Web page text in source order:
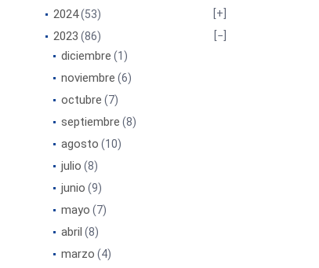
2024(53)
2023 (86)
diciembre (1)
noviembre (6)
octubre (7)
septiembre (8)
agosto (10)
julio (8)
junio (9)
mayo (7)
abril (8)
marzo (4)